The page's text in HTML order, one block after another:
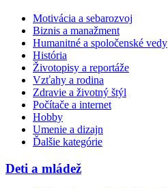
Motivácia a sebarozvoj
Biznis a manažment
Humanitné a spoločenské vedy
História
Životopisy a reportáže
Vzťahy a rodina
Zdravie a životný štýl
Počítače a internet
Hobby
Umenie a dizajn
Ďalšie kategórie
Deti a mládež